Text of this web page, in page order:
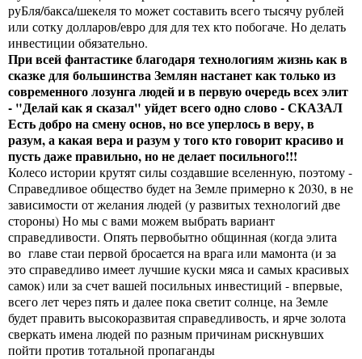
руБля/бакса/шекеля то может составить всего тысячу рублей
или сотку долларов/евро для для тех кто побогаче. Но делать
инвестиции обязательно.
При всей фантастике благодаря технологиям жизнь как в
сказке для большинства Землян настанет как только из
современного лозунга людей и в первую очередь всех элит
- "Делай как я сказал" уйдет всего одно слово - СКАЗАЛ
Есть добро на смену основ, но все уперлось в веру, в
разум, а какая вера и разум у того кто говорит красиво и
пусть даже правильно, но не делает посильного!!!
Колесо истории крутят силы создавшие вселенную, поэтому -
Справедливое общество будет на Земле примерно к 2030, в не
зависимости от желания людей (у развитых технологий две
стороны) Но мы с вами можем выбрать вариант
справедливости. Опять первобытно общинная (когда элита
во главе стаи первой бросается на врага или мамонта (и за
это справедливо имеет лучшие куски мяса и самых красивых
самок) или за счет вашей посильных инвестиций - впервые,
всего лет через пять и далее пока светит солнце, на Земле
будет править высокоразвитая справедливость, и ярче золота
сверкать имена людей по разным причинам рискнувших
пойти против тотальной пропаганды